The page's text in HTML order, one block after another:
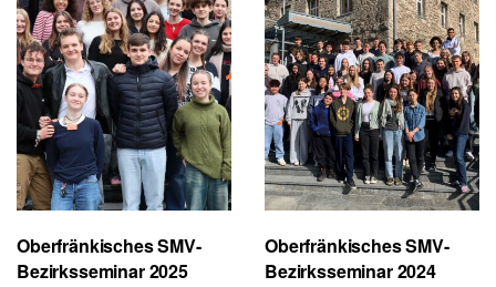
Oberfränkisches SMV-
Bezirksseminar 2025
Oberfränkisches SMV-
Bezirksseminar 2024